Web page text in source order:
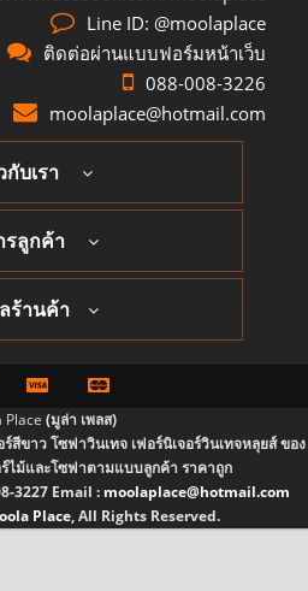
Line ID: @moolaplace
ติดต่อผ่านแบบฟอร์มหน้าเว็บ
088-008-3226
moolaplace@hotmail.com
กับเรา
รลูกค้า
ร้านค้า
Place (มูล่า เพลส)
สีขาว โซฟาวินเทจ เฟอร์นิเจอร์วินเทจหลุยส์ ของ
ไม้และโซฟาตามแบบลูกค้า ราคาถูก
3227 Email : moolaplace@hotmail.com
Place, All Rights Reserved.